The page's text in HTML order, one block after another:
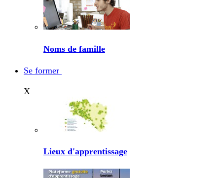
Noms de famille
Se former
X
Lieux d'apprentissage